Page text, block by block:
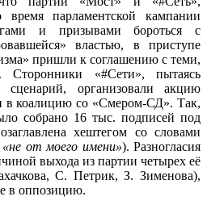
парламентской кампании
и призывами бороться с
властью, в приступе
пришли к соглашению с теми,
Сторонники «#Сети», пытаясь
сценарий, организовали акцию
в коалицию со «Смером-СД». Так,
собрано 16 тыс. подписей под
хештегом со словами
«не от моего имени»). Разногласия
выхода из партии четырех её
С. Петрик, З. Зименова),
в оппозицию.